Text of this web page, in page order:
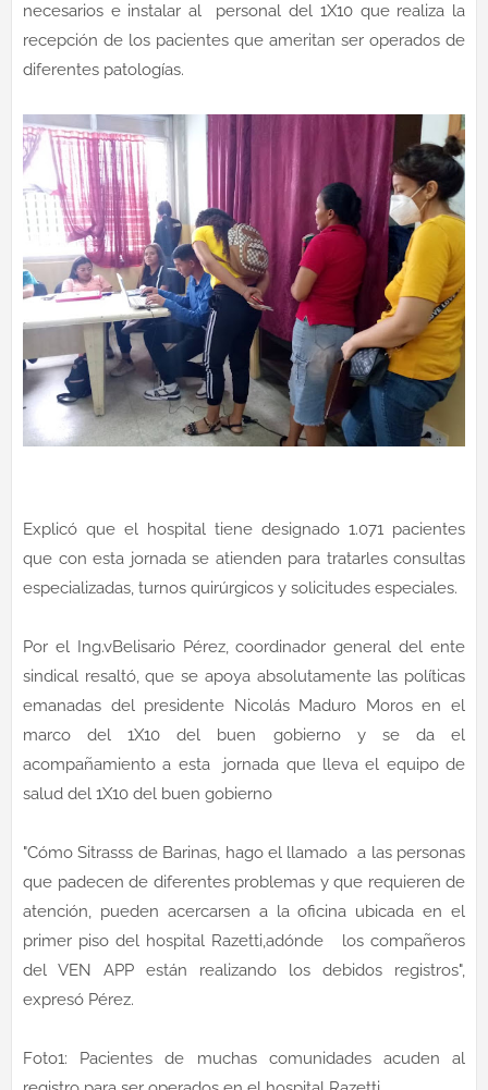
necesarios e instalar al personal del 1X10 que realiza la
recepción de los pacientes que ameritan ser operados de
diferentes patologías.
Explicó que el hospital tiene designado 1.071 pacientes
que con esta jornada se atienden para tratarles consultas
especializadas, turnos quirúrgicos y solicitudes especiales.
Por el Ing.vBelisario Pérez, coordinador general del ente
sindical resaltó, que se apoya absolutamente las políticas
emanadas del presidente Nicolás Maduro Moros en el
marco del 1X10 del buen gobierno y se da el
acompañamiento a esta jornada que lleva el equipo de
salud del 1X10 del buen gobierno
"Cómo Sitrasss de Barinas, hago el llamado a las personas
que padecen de diferentes problemas y que requieren de
atención, pueden acercarsen a la oficina ubicada en el
primer piso del hospital Razetti,adónde los compañeros
del VEN APP están realizando los debidos registros",
expresó Pérez.
Foto1: Pacientes de muchas comunidades acuden al